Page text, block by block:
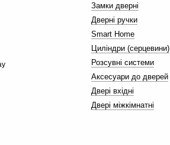
Замки дверні
Дверні ручки
Smart Home
Циліндри (серцевини)
Розсувні системи
Аксесуари до дверей
Двері вхідні
Двері міжкімнатні